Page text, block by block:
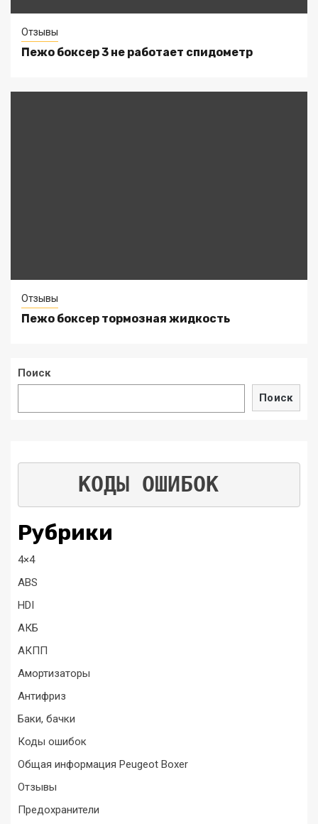
Отзывы
Пежо боксер 3 не работает спидометр
Отзывы
Пежо боксер тормозная жидкость
Поиск
Поиск
КОДЫ ОШИБОК
Рубрики
4×4
ABS
HDI
АКБ
АКПП
Амортизаторы
Антифриз
Баки, бачки
Коды ошибок
Общая информация Peugeot Boxer
Отзывы
Предохранители